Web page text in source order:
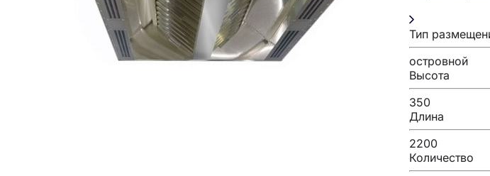
Тип
островной
Высота
350
Длина
2200
Количество